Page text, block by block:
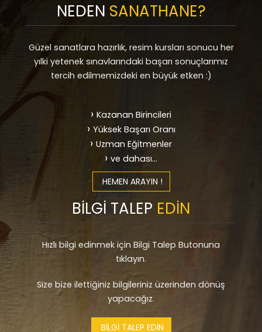
NEDEN SANATHANE?
Güzel sanatlara hazırlık, resim kursları sonucu her
yılki yetenek sınavlarındaki başarı sonuçlarımız
tercih edilmemizdeki en büyük etken :)
Kazanan Birincileri
Yüksek Başarı Oranı
Uzman Eğitmenler
ve dahası...
HEMEN ARAYIN !
BİLGİ TALEP EDİN
Hızlı bilgi edinmek için Bilgi Talep Butonuna
tıklayın.
Size bize ilettiğiniz bilgileriniz üzerinden dönüş
yapacağız.
BİLGİ TALEP EDİN